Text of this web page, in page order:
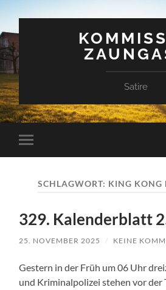
Satire
Mobile-
Menü
SCHLAGWORT: KING KONG
329. Kalenderblatt
25. NOVEMBER 2025 / KEINE
Gestern in der Früh um 06 Uhr
und Kriminalpolizei stehen vor der